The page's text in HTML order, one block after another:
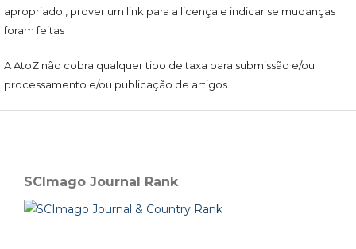
apropriado , prover um link para a licença e indicar se mudanças
foram feitas .
A AtoZ não cobra qualquer tipo de taxa para submissão e/ou
processamento e/ou publicação de artigos.
SCImago Journal Rank